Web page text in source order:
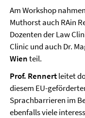
Am Workshop
Muthorst auch RAin
Dozenten der Law
Clinic und auch Dr.
Wienteil.
Prof. Rennertleitet
diesem EU-
Sprachbarrieren im
ebenfalls viele